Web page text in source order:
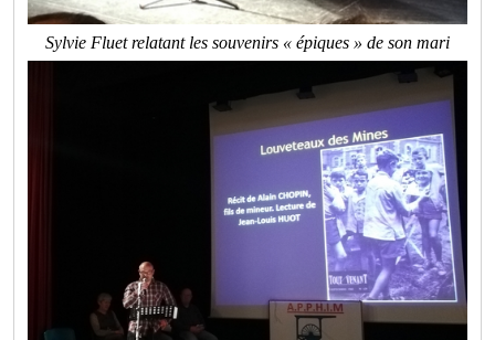
Sylvie Fluet relatant les souvenirs « épiques » de son mari